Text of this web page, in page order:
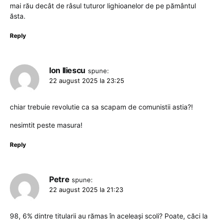
mai rău decât de râsul tuturor lighioanelor de pe pământul
ăsta.
Reply
Ion Iliescu spune:
22 august 2025 la 23:25
chiar trebuie revolutie ca sa scapam de comunistii astia?!
nesimtit peste masura!
Reply
Petre spune:
22 august 2025 la 21:23
98, 6% dintre titularii au rămas în aceleași scoli? Poate, căci la